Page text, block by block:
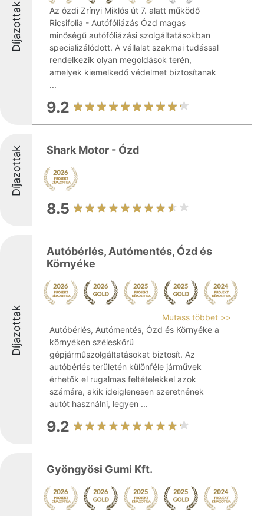
Díjazottak
Az ózdi Zrínyi Miklós út 7. alatt működő
Ricsifolia - Autófóliázás Ózd magas
minőségű autófóliázási szolgáltatásokban
specializálódott. A vállalat szakmai tudással
rendelkezik olyan megoldások terén,
amelyek kiemelkedő védelmet biztosítanak
...
9.2
Díjazottak Shark Motor - Ózd
8.5
Díjazottak
Autóbérlés, Autómentés, Ózd és
Környéke
Mutass többet >>
Autóbérlés, Autómentés, Ózd és Környéke a
környéken széleskörű
gépjárműszolgáltatásokat biztosít. Az
autóbérlés területén különféle járművek
érhetők el rugalmas feltételekkel azok
számára, akik ideiglenesen szeretnének
autót használni, legyen ...
9.2
Gyöngyösi Gumi Kft.